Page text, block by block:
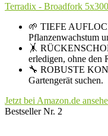
Terradix - Broadfork
🌱 TIEFE
Pflanzenwachstum
🤸
erledigen, ohne den
🔧 ROBUSTE
Gartengerät suchen.
Jetzt bei Amazon.de
Bestseller Nr. 2